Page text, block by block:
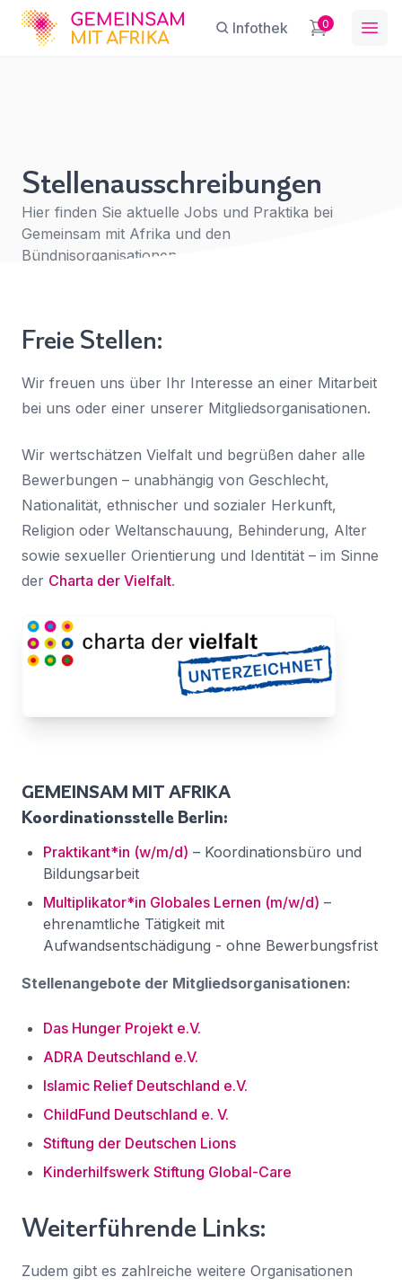
GFA Infothek 0
Stellenausschreibungen
Hier finden Sie aktuelle Jobs und Praktika bei
Gemeinsam mit Afrika und den
Bündnisorganisationen.
Freie Stellen:
Wir freuen uns über Ihr Interesse an einer Mitarbeit
bei uns oder einer unserer Mitgliedsorganisationen.
Wir wertschätzen Vielfalt und begrüßen daher alle
Bewerbungen – unabhängig von Geschlecht,
Nationalität, ethnischer und sozialer Herkunft,
Religion oder Weltanschauung, Behinderung, Alter
sowie sexueller Orientierung und Identität – im Sinne
der Charta der Vielfalt.
GEMEINSAM MIT AFRIKA
Koordinationsstelle Berlin:
Praktikant*in (w/m/d) – Koordinationsbüro und
Bildungsarbeit
Multiplikator*in Globales Lernen (m/w/d) –
ehrenamtliche Tätigkeit mit
Aufwandsentschädigung - ohne Bewerbungsfrist
Stellenangebote der Mitgliedsorganisationen:
Das Hunger Projekt e.V.
ADRA Deutschland e.V.
Islamic Relief Deutschland e.V.
ChildFund Deutschland e. V.
Stiftung der Deutschen Lions
Kinderhilfswerk Stiftung Global-Care
Weiterführende Links:
Zudem gibt es zahlreiche weitere Organisationen
Name *
Betreff *
Bestätigen
Ich habe die Datenschutzerklärunggelesen und
Senden
anmelden
Wählen Sie Ihr Land...
Bundesland / Landkreis *
Wählen Sie Ihr Bundesland...
Ihre persönlichen Daten werden verwendet, um Ihr
warum wir Ihre persönlichen Daten verwenden, können
Sie in unserer Datenschutzerklärung
Registrieren
Hier klicken um sich anzumelden
Abonnieren Sie unseren Newsletter
regelmäßige Updates.